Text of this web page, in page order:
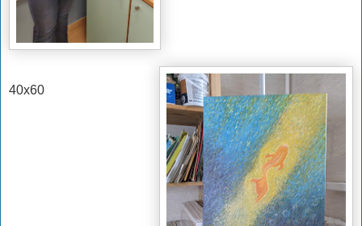
40х60